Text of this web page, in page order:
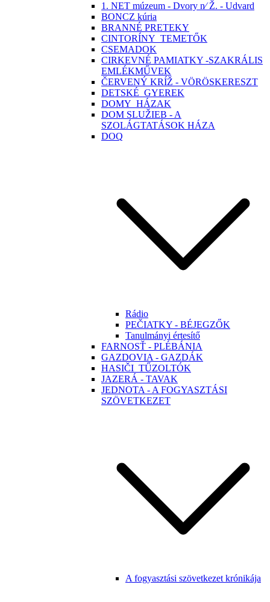
1. NET múzeum - Dvory n⁄ Ž. - Udvard
BONCZ kúria
BRANNÉ PRETEKY
CINTORÍNY_TEMETŐK
CSEMADOK
CIRKEVNÉ PAMIATKY -SZAKRÁLIS
EMLÉKMŰVEK
ČERVENÝ KRÍŽ - VÖRÖSKERESZT
DETSKÉ_GYEREK
DOMY_HÁZAK
DOM SLUŽIEB - A
SZOLÁGTATÁSOK HÁZA
DOQ
Rádio
PEČIATKY - BÉJEGZŐK
Tanulmányi értesítő
FARNOSŤ - PLÉBÁNIA
GAZDOVIA - GAZDÁK
HASIČI_TŰZOLTÓK
JAZERÁ - TAVAK
JEDNOTA - A FOGYASZTÁSI
SZÖVETKEZET
A fogyasztási szövetkezet krónikája